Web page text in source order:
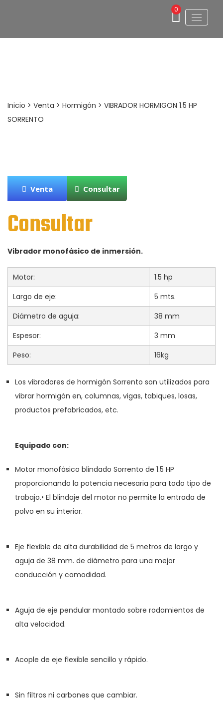
0
Inicio > Venta > Hormigón > VIBRADOR HORMIGON 1.5 HP
SORRENTO
Consultar
Vibrador monofásico de inmersión.
Motor:
1.5 hp
Largo de eje:
5 mts.
Diámetro de aguja:
38 mm
Espesor:
3 mm
Peso:
16kg
Los vibradores de hormigón Sorrento son utilizados para
vibrar hormigón en, columnas, vigas, tabiques, losas,
productos prefabricados, etc.
Equipado con:
Motor monofásico blindado Sorrento de 1.5 HP
proporcionando la potencia necesaria para todo tipo de
trabajo.• El blindaje del motor no permite la entrada de
polvo en su interior.
Eje flexible de alta durabilidad de 5 metros de largo y
aguja de 38 mm. de diámetro para una mejor
conducción y comodidad.
Aguja de eje pendular montado sobre rodamientos de
alta velocidad.
Acople de eje flexible sencillo y rápido.
Sin filtros ni carbones que cambiar.
Venta Consultar